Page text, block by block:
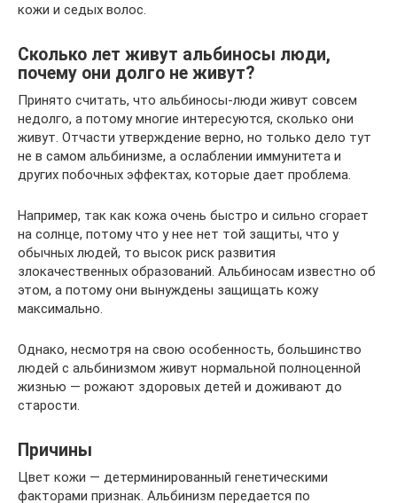
кожи и седых волос.
Сколько лет живут альбиносы люди,
почему они долго не живут?
Принято считать, что альбиносы-люди живут совсем
недолго, а потому многие интересуются, сколько они
живут. Отчасти утверждение верно, но только дело тут
не в самом альбинизме, а ослаблении иммунитета и
других побочных эффектах, которые дает проблема.
Например, так как кожа очень быстро и сильно сгорает
на солнце, потому что у нее нет той защиты, что у
обычных людей, то высок риск развития
злокачественных образований. Альбиносам известно об
этом, а потому они вынуждены защищать кожу
максимально.
Однако, несмотря на свою особенность, большинство
людей с альбинизмом живут нормальной полноценной
жизнью — рожают здоровых детей и доживают до
старости.
Причины
Цвет кожи — детерминированный генетическими
факторами признак. Альбинизм передается по